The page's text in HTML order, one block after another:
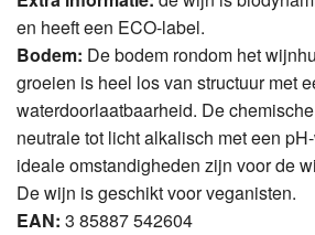
en heeft een ECO-label.
Bodem: De bodem rondom het
groeien is heel los van structuur met
waterdoorlaatbaarheid. De
neutrale tot licht alkalisch met een
ideale omstandigheden zijn voor de
De wijn is geschikt voor veganisten.
EAN: 3 85887 542604